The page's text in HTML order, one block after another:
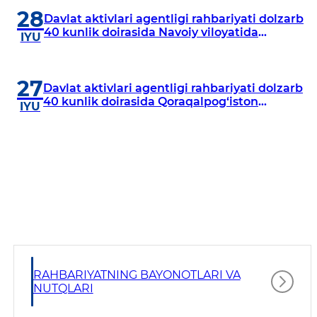
28
IYU
Davlat aktivlari agentligi rahbariyati dolzarb
40 kunlik doirasida Navoiy viloyatida
27
IYU
Davlat aktivlari agentligi rahbariyati dolzarb
40 kunlik doirasida Qoraqalpog‘iston
RAHBARIYATNING BAYONOTLARI VA
NUTQLARI